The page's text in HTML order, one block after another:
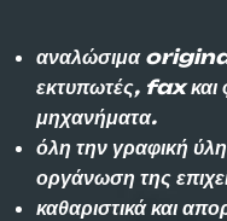
αναλώσιμα original
εκτυπωτές, fax και
μηχανήματα.
όλη την γραφική
οργάνωση της
καθαριστικά και